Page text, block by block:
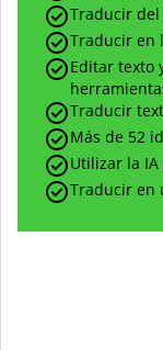
Traducir del
Traducir en
Editar texto
Traducir
Más de 52
Utilizar la
Traducir en